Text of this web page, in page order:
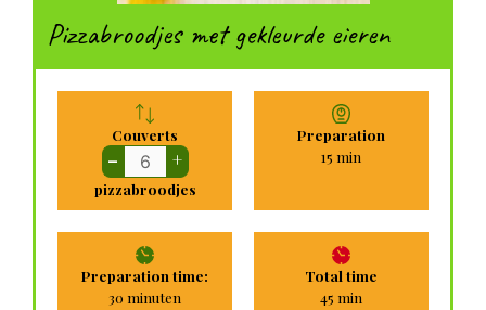
Pizzabroodjes met gekleurde eieren
Couverts
– +
pizzabroodjes
Preparation
15 minuten
min
Preparation time:
30 minuten
minuten
Total time
45 minuten
min